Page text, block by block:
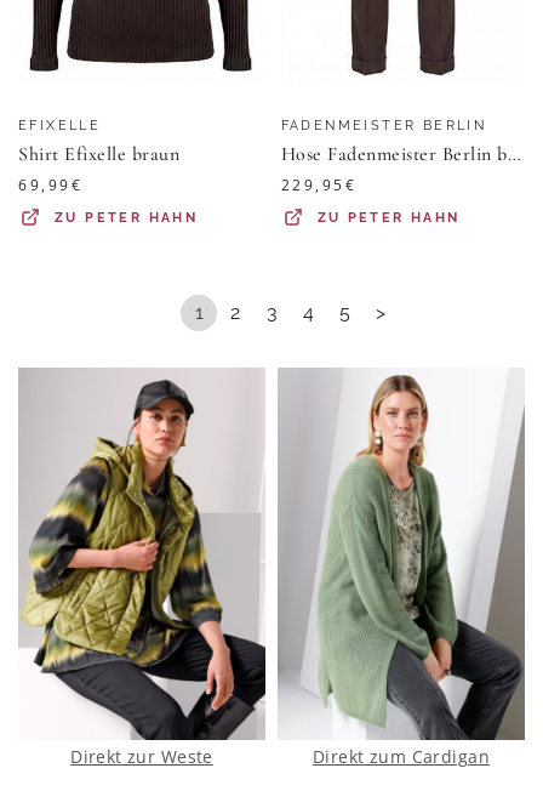
EFIXELLE
Shirt Efixelle braun
69,99€
ZU PETER HAHN
FADENMEISTER BERLIN
Hose Fadenmeister Berlin braun
229,95€
ZU PETER HAHN
1 2 3 4 5 >
Direkt zur Weste Direkt zum Cardigan